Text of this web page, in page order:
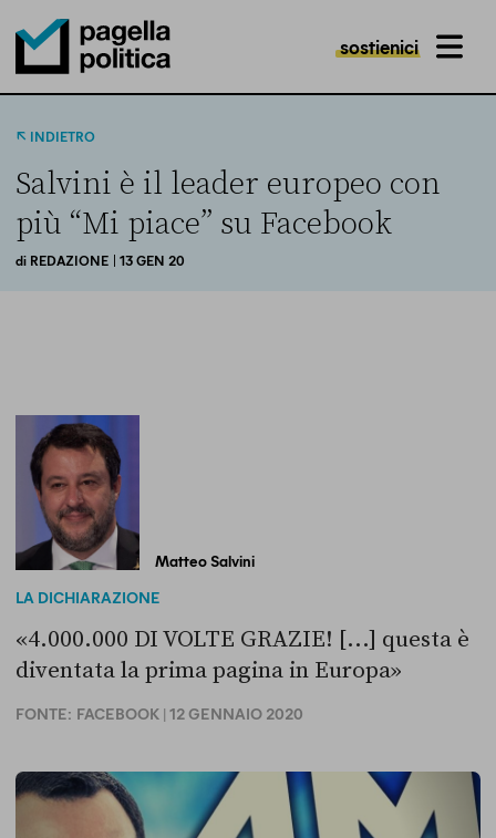
Pagella Politica Logo
sostienici MENU
INDIETRO
Salvini è il leader europeo con
più “Mi piace” su Facebook
di REDAZIONE | 13 GEN 20
Matteo Salvini
LA DICHIARAZIONE
«4.000.000 DI VOLTE GRAZIE! [...] questa è
diventata la prima pagina in Europa»
FONTE: FACEBOOK | 12 GENNAIO 2020